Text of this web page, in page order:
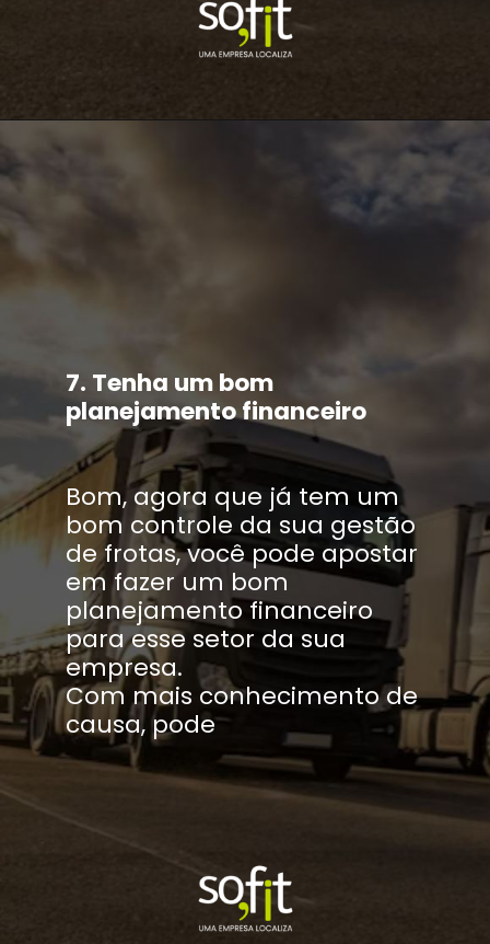
7. Tenha um bom
planejamento financeiro
Bom, agora que já tem um
bom controle da sua gestão
de frotas, você pode apostar
em fazer um bom
planejamento financeiro
para esse setor da sua
empresa.
Com mais conhecimento de
causa, pode